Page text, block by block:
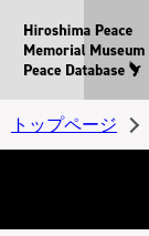
トップページ